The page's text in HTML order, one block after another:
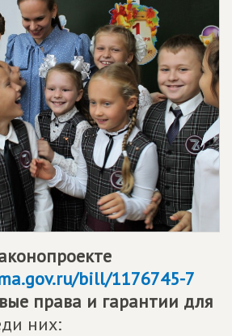
bill/1176745-7
права и гарантии для
них: